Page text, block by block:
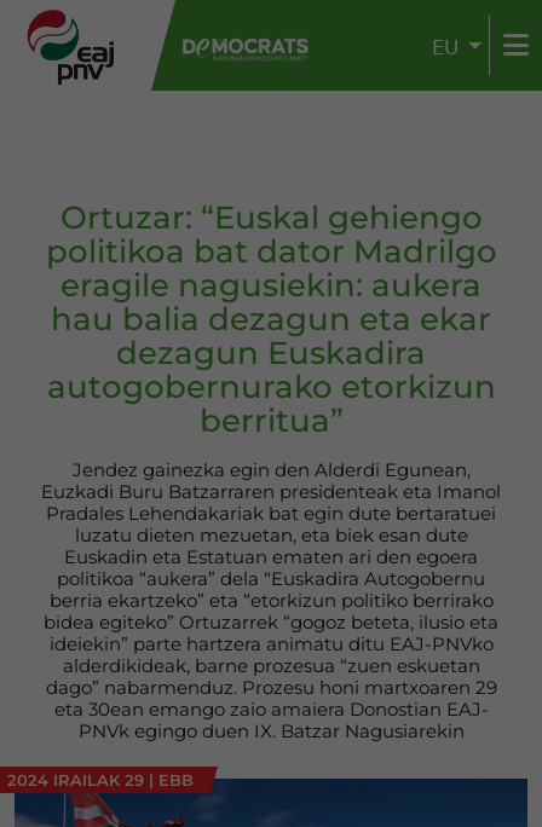
EU
Ortuzar: “Euskal gehiengo
politikoa bat dator Madrilgo
eragile nagusiekin: aukera
hau balia dezagun eta ekar
dezagun Euskadira
autogobernurako etorkizun
berritua”
Jendez gainezka egin den Alderdi Egunean,
Euzkadi Buru Batzarraren presidenteak eta Imanol
Pradales Lehendakariak bat egin dute bertaratuei
luzatu dieten mezuetan, eta biek esan dute
Euskadin eta Estatuan ematen ari den egoera
politikoa “aukera” dela “Euskadira Autogobernu
berria ekartzeko” eta “etorkizun politiko berrirako
bidea egiteko” Ortuzarrek “gogoz beteta, ilusio eta
ideiekin” parte hartzera animatu ditu EAJ-PNVko
alderdikideak, barne prozesua “zuen eskuetan
dago” nabarmenduz. Prozesu honi martxoaren 29
eta 30ean emango zaio amaiera Donostian EAJ-
PNVk egingo duen IX. Batzar Nagusiarekin
2024 IRAILAK 29 | EBB